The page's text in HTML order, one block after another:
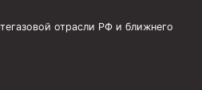
отрасли РФ и ближнего